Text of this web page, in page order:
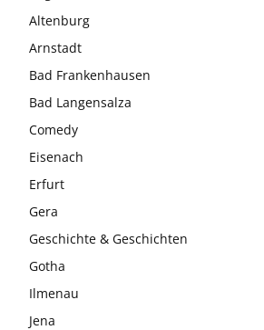
Altenburg
Arnstadt
Bad Frankenhausen
Bad Langensalza
Comedy
Eisenach
Erfurt
Gera
Geschichte & Geschichten
Gotha
Ilmenau
Jena